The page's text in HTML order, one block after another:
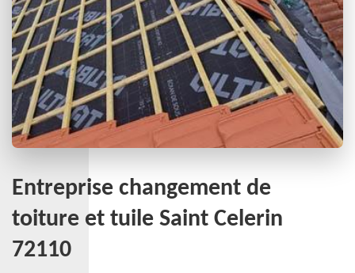
Entreprise changement de
toiture et tuile Saint Celerin
72110